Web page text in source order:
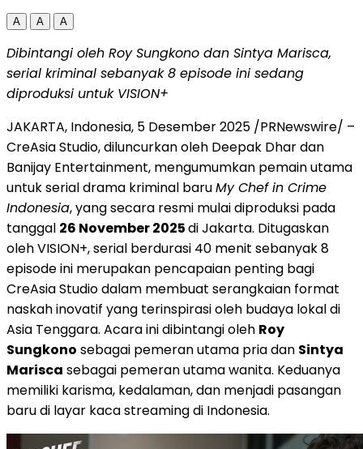
A A A
Dibintangi oleh Roy Sungkono dan Sintya Marisca,
serial kriminal sebanyak 8 episode ini sedang
diproduksi untuk VISION+
JAKARTA, Indonesia, 5 Desember 2025 /PRNewswire/ –
CreAsia Studio, diluncurkan oleh Deepak Dhardan
Banijay Entertainment, mengumumkan pemain utama
untuk serial drama kriminal baruMy Chef in Crime
Indonesia, yang secara resmi mulai diproduksi pada
tanggal 26 November 2025diJakarta. Ditugaskan
oleh VISION+, serial berdurasi 40 menit sebanyak 8
episode ini merupakan pencapaian penting bagi
CreAsia Studio dalam membuat serangkaian format
naskah inovatif yang terinspirasi oleh budaya lokal di
Asia Tenggara. Acara ini dibintangi oleh Roy
Sungkono sebagai pemeran utama pria dan Sintya
Marisca sebagai pemeran utama wanita. Keduanya
memiliki karisma, kedalaman, dan menjadi pasangan
baru di layar kaca streaming di Indonesia.